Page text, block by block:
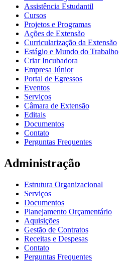
Assistência Estudantil
Cursos
Projetos e Programas
Ações de Extensão
Curricularização da Extensão
Estágio e Mundo do Trabalho
Criar Incubadora
Empresa Júnior
Portal de Egressos
Eventos
Serviços
Câmara de Extensão
Editais
Documentos
Contato
Perguntas Frequentes
Administração
Estrutura Organizacional
Serviços
Documentos
Planejamento Orçamentário
Aquisições
Gestão de Contratos
Receitas e Despesas
Contato
Perguntas Frequentes